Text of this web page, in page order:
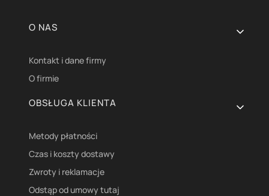
Linki w stopce
O NAS
Kontakt i dane firmy
O firmie
OBSŁUGA KLIENTA
Metody płatności
Czas i koszty dostawy
Zwroty i reklamacje
Odstąp od umowy tutaj